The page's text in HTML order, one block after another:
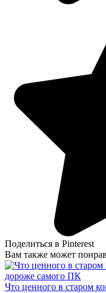
Поделиться в Pinterest
Вам также может
Что ценного в старом